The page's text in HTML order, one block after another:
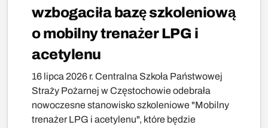
wzbogaciła bazę szkoleniową
o mobilny trenażer LPG i
acetylenu
16 lipca 2026 r. Centralna Szkoła Państwowej
Straży Pożarnej w Częstochowie odebrała
nowoczesne stanowisko szkoleniowe "Mobilny
trenażer LPG i acetylenu", które będzie